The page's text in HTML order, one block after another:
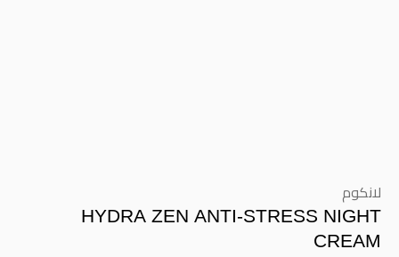
لانكوم
HYDRA ZEN ANTI-STRESS NIGHT
CREAM